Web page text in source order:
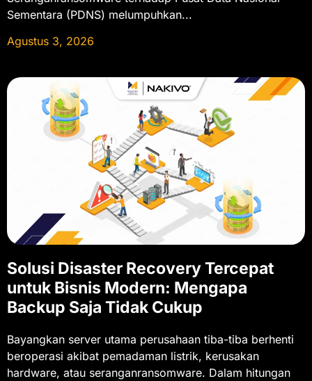
Sementara (PDNS) melumpuhkan...
Agustus 3, 2026
Solusi Disaster Recovery Tercepat
untuk Bisnis Modern: Mengapa
Backup Saja Tidak Cukup
Bayangkan server utama perusahaan tiba-tiba berhenti
beroperasi akibat pemadaman listrik, kerusakan
hardware, atau seranganransomware. Dalam hitungan